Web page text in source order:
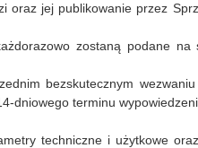
oraz jej publikowanie przez
zostaną podane na
bezskutecznym
dniowego terminu
techniczne i użytkowe